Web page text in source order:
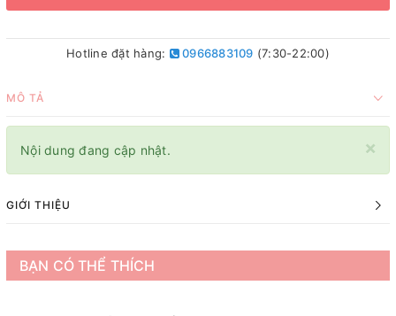
Hotline đặt hàng: 0966883109 (7:30-22:00)
MÔ TẢ
×
Nội dung đang cập nhật.
GIỚI THIỆU
BẠN CÓ THỂ THÍCH